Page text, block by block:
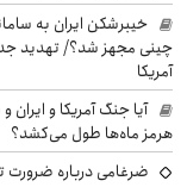
خیبرشکن ایران به
چینی مجهز شد؟/ تهدید
آمریکا
آیا جنگ آمریکا و
هرمز ماه‌ها طول می‌کشد؟
ضرغامی درباره ضرورت